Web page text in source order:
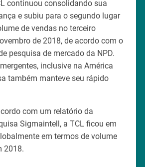
continuou consolidando sua
e subiu para o segundo lugar
de vendas no terceiro
de 2018, de acordo com o
pesquisa de mercado da NPD.
inclusive na América
também manteve seu rápido
com um relatório da
Sigmaintell, a TCL ficou em
em termos de volume
2018.